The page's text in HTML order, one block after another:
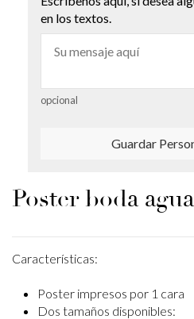
en los textos.
opcional
Guardar
Poster boda
Características:
Poster impresos por 1 cara
Dos tamaños disponibles: